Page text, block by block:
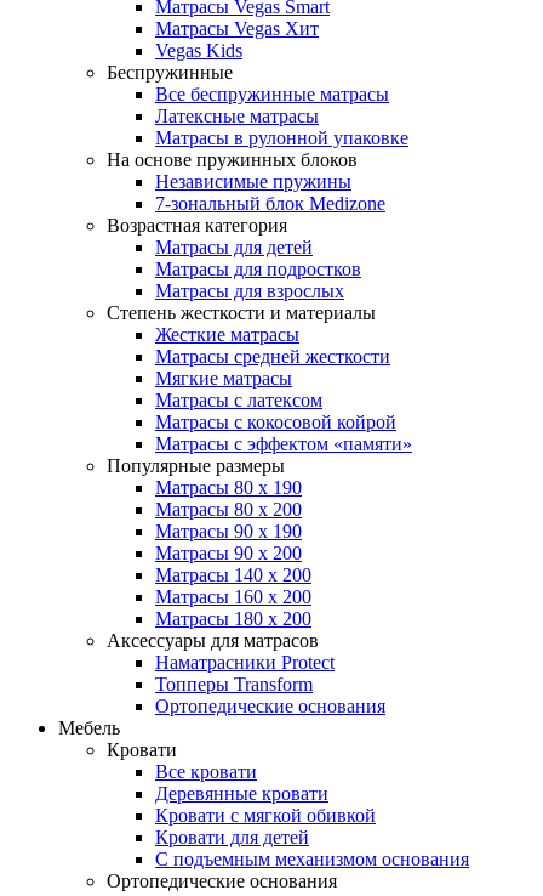
Матрасы Vegas Smart
Матрасы Vegas Хит
Vegas Kids
Беспружинные
Все беспружинные матрасы
Латексные матрасы
Матрасы в рулонной упаковке
На основе пружинных блоков
Независимые пружины
7-зональный блок Medizone
Возрастная категория
Матрасы для детей
Матрасы для подростков
Матрасы для взрослых
Степень жесткости и материалы
Жесткие матрасы
Матрасы средней жесткости
Мягкие матрасы
Матрасы с латексом
Матрасы с кокосовой койрой
Матрасы с эффектом «памяти»
Популярные размеры
Матрасы 80 x 190
Матрасы 80 x 200
Матрасы 90 x 190
Матрасы 90 x 200
Матрасы 140 x 200
Матрасы 160 x 200
Матрасы 180 x 200
Аксессуары для матрасов
Наматрасники Protect
Топперы Transform
Ортопедические основания
Мебель
Кровати
Все кровати
Деревянные кровати
Кровати с мягкой обивкой
Кровати для детей
С подъемным механизмом основания
Ортопедические основания